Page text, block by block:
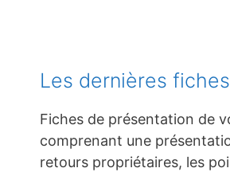
Les dernières
Fiches de présentation de
comprenant une
retours propriétaires, les